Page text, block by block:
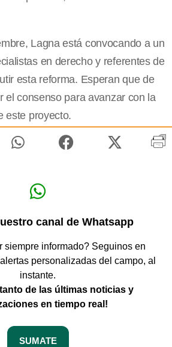
Lagna está convocando a un
en derecho y referentes de
esta reforma. Esperan que de
el consenso para avanzar con la
este proyecto.
canal de Whatsapp
siempre informado? Seguinos en
personalizadas del campo, al
instante.
tanto de las últimas noticias y
en tiempo real!
SUMATE